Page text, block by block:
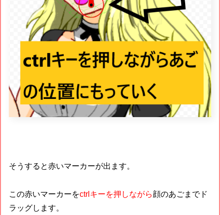
そうすると赤いマーカーが出ます。
この赤いマーカーをctrlキーを押しながら顔のあごまでド
ラッグします。